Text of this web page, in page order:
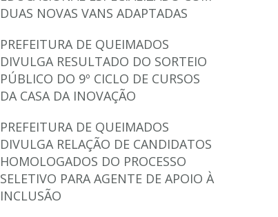
DUAS NOVAS VANS ADAPTADAS
PREFEITURA DE QUEIMADOS
DIVULGA RESULTADO DO SORTEIO
PÚBLICO DO 9º CICLO DE CURSOS
DA CASA DA INOVAÇÃO
PREFEITURA DE QUEIMADOS
DIVULGA RELAÇÃO DE CANDIDATOS
HOMOLOGADOS DO PROCESSO
SELETIVO PARA AGENTE DE APOIO À
INCLUSÃO